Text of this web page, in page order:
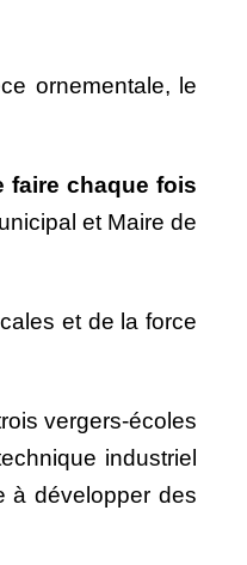
ornementale, le
faire chaque fois
et Maire de
et de la force
vergers-écoles
industriel
à développer des